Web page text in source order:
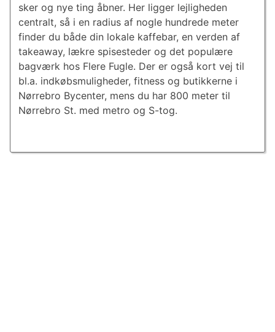
sker og nye ting åbner. Her ligger lejligheden
centralt, så i en radius af nogle hundrede meter
finder du både din lokale kaffebar, en verden af
takeaway, lækre spisesteder og det populære
bagværk hos Flere Fugle. Der er også kort vej til
bl.a. indkøbsmuligheder, fitness og butikkerne i
Nørrebro Bycenter, mens du har 800 meter til
Nørrebro St. med metro og S-tog.